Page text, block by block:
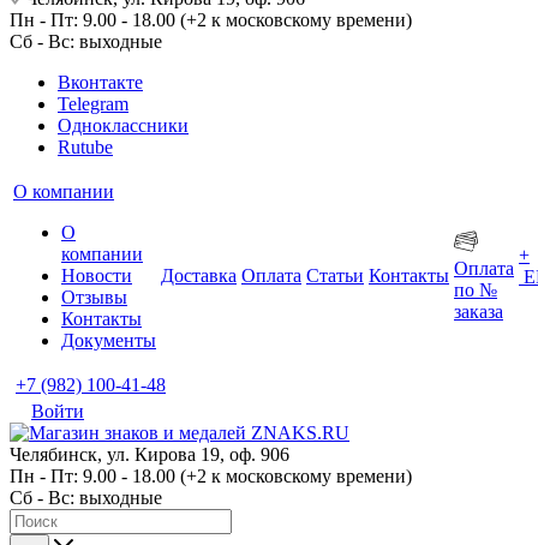
Пн - Пт: 9.00 - 18.00 (+2 к московскому времени)
Сб - Вс: выходные
Вконтакте
Telegram
Одноклассники
Rutube
О компании
О
компании
Новости
Отзывы
Контакты
Документы
Доставка Оплата Статьи Контакты Оплата
по №
заказа
+
+7 (982) 100-41-48
Войти
Челябинск, ул. Кирова 19, оф. 906
Пн - Пт: 9.00 - 18.00 (+2 к московскому времени)
Сб - Вс: выходные